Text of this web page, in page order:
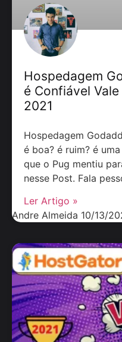
Hospedagem
é Confiável
2021
Hospedagem
é boa? é ruim? é
que o Pug mentiu
nesse Post. Fala
Ler Artigo »
Andre Almeida 10/13/